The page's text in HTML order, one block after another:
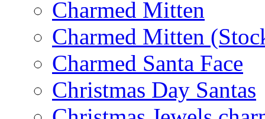
Charmed Mitten
Charmed Mitten
Charmed Santa Face
Christmas Day Santas